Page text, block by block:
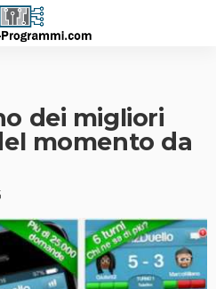
dei migliori
momento da